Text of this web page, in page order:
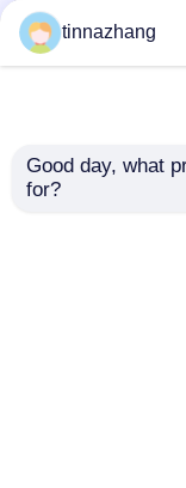
Motor Gres
Silikon Gaz Yay
tinnazhang
Good day, what
for?